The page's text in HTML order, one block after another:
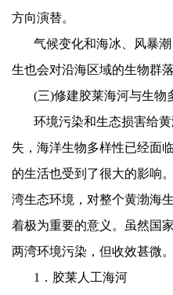
方向演替。
气候变化和海冰、风暴
生也会对沿海区域的生物群
(三)修建胶莱海河与生物
环境污染和生态损害给
失，海洋生物多样性已经面
的生活也受到了很大的影响
湾生态环境，对整个黄渤海
着极为重要的意义。虽然国
两湾环境污染，但收效甚微。
1 ．胶莱人工海河